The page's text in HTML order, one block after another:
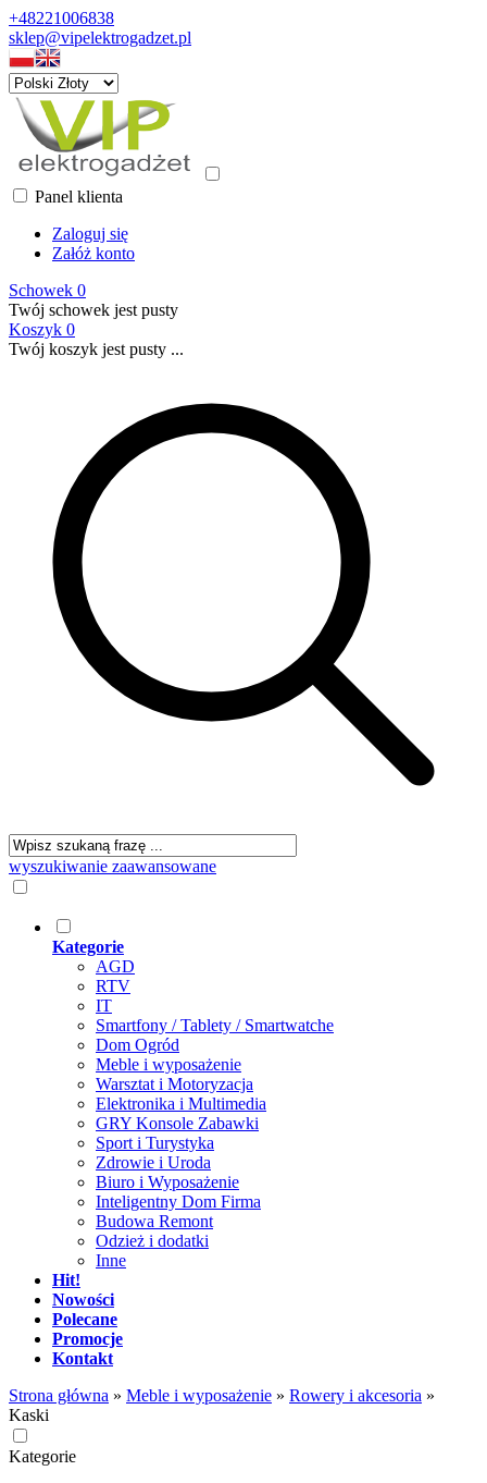
+48221006838
sklep@vipelektrogadzet.pl
Panel klienta
Zaloguj się
Załóż konto
Schowek 0
Twój schowek jest pusty
Koszyk 0
Twój koszyk jest pusty ...
wyszukiwanie zaawansowane
Kategorie
AGD
RTV
IT
Smartfony / Tablety / Smartwatche
Dom Ogród
Meble i wyposażenie
Warsztat i Motoryzacja
Elektronika i Multimedia
GRY Konsole Zabawki
Sport i Turystyka
Zdrowie i Uroda
Biuro i Wyposażenie
Inteligentny Dom Firma
Budowa Remont
Odzież i dodatki
Inne
Hit!
Nowości
Polecane
Promocje
Kontakt
Strona główna » Meble i wyposażenie » Rowery i akcesoria »
Kaski
Kategorie